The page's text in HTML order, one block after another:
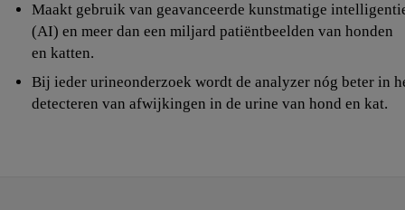
Maakt gebruik van geavanceerde kunstmatige
(AI) en meer dan een miljard patiëntbeelden van honden
en katten.
Bij ieder urineonderzoek wordt de analyzer nóg beter in
detecteren van afwijkingen in de urine van hond en kat.